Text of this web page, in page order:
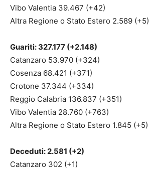
Vibo Valentia 39.467 (+42)
Altra Regione o Stato Estero 2.589 (+5)
Guariti: 327.177 (+2.148)
Catanzaro 53.970 (+324)
Cosenza 68.421 (+371)
Crotone 37.344 (+334)
Reggio Calabria 136.837 (+351)
Vibo Valentia 28.760 (+763)
Altra Regione o Stato Estero 1.845 (+5)
Deceduti: 2.581 (+2)
Catanzaro 302 (+1)